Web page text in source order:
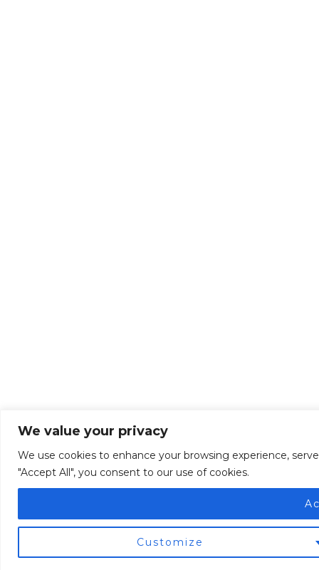
We value your privacy
We use cookies to enhance your browsing experience,
"Accept All", you consent to our use of cookies.
Customize